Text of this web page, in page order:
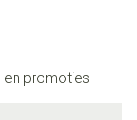
en promoties